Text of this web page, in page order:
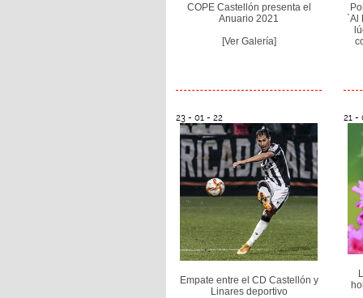
COPE Castellón presenta el
Anuario 2021
[Ver Galería]
`Al
23 - 01 - 22
Empate entre el CD Castellón y
Linares deportivo
21 -